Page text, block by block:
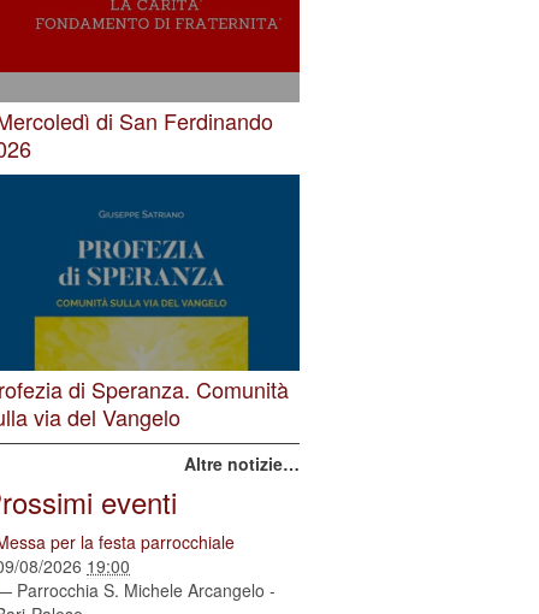
di San Ferdinando
di Speranza. Comunità
via del Vangelo
Altre notizie…
eventi
per la festa parrocchiale
08/2026 19:00
Parrocchia S. Michele Arcangelo -